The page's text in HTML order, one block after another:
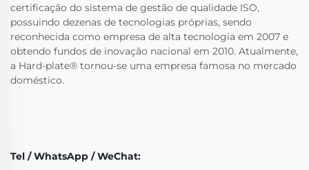
certificação do sistema de gestão de qualidade ISO,
possuindo dezenas de tecnologias próprias, sendo
reconhecida como empresa de alta tecnologia em 2007 e
obtendo fundos de inovação nacional em 2010. Atualmente,
a Hard-plate® tornou-se uma empresa famosa no mercado
doméstico.
Tel / WhatsApp / WeChat: